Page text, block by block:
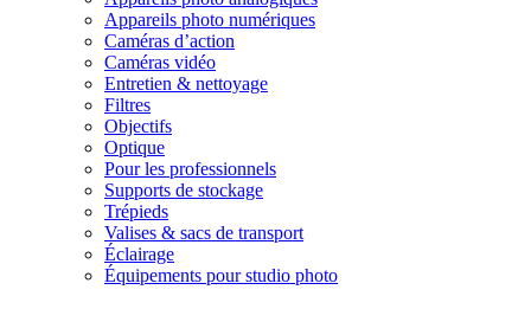
Appareils photo numériques
Caméras d’action
Caméras vidéo
Entretien & nettoyage
Filtres
Objectifs
Optique
Pour les professionnels
Supports de stockage
Trépieds
Valises & sacs de transport
Éclairage
Équipements pour studio photo